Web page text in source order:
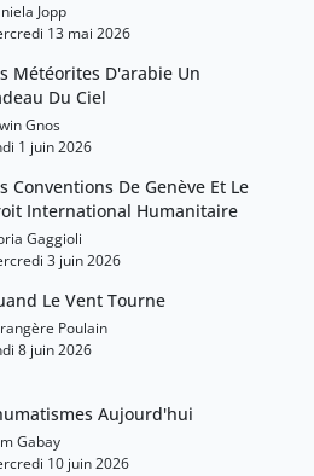
Jopp
13 mai 2026
Météorites D'arabie Un
Du Ciel
Gnos
1 juin 2026
Conventions De Genève Et Le
International Humanitaire
Gaggioli
3 juin 2026
Le Vent Tourne
Poulain
8 juin 2026
Aujourd'hui
Gabay
10 juin 2026